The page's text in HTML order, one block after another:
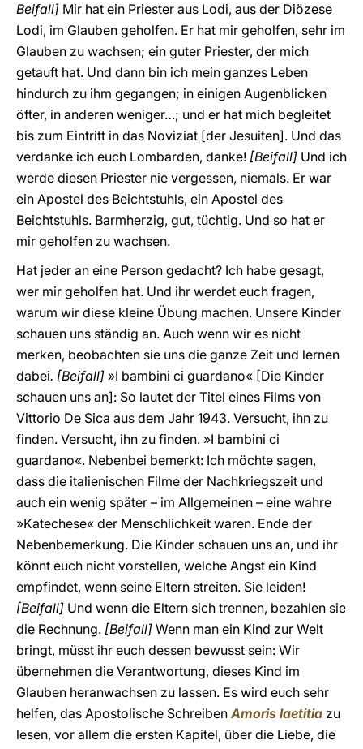
Beifall] Mir hat ein Priester aus Lodi, aus der Diözese
Lodi, im Glauben geholfen. Er hat mir geholfen, sehr im
Glauben zu wachsen; ein guter Priester, der mich
getauft hat. Und dann bin ich mein ganzes Leben
hindurch zu ihm gegangen; in einigen Augenblicken
öfter, in anderen weniger…; und er hat mich begleitet
bis zum Eintritt in das Noviziat [der Jesuiten]. Und das
verdanke ich euch Lombarden, danke! [Beifall] Und ich
werde diesen Priester nie vergessen, niemals. Er war
ein Apostel des Beichtstuhls, ein Apostel des
Beichtstuhls. Barmherzig, gut, tüchtig. Und so hat er
mir geholfen zu wachsen.
Hat jeder an eine Person gedacht? Ich habe gesagt,
wer mir geholfen hat. Und ihr werdet euch fragen,
warum wir diese kleine Übung machen. Unsere Kinder
schauen uns ständig an. Auch wenn wir es nicht
merken, beobachten sie uns die ganze Zeit und lernen
dabei. [Beifall] »I bambini ci guardano« [Die Kinder
schauen uns an]: So lautet der Titel eines Films von
Vittorio De Sica aus dem Jahr 1943. Versucht, ihn zu
finden. Versucht, ihn zu finden. »I bambini ci
guardano«. Nebenbei bemerkt: Ich möchte sagen,
dass die italienischen Filme der Nachkriegszeit und
auch ein wenig später – im Allgemeinen – eine wahre
»Katechese« der Menschlichkeit waren. Ende der
Nebenbemerkung. Die Kinder schauen uns an, und ihr
könnt euch nicht vorstellen, welche Angst ein Kind
empfindet, wenn seine Eltern streiten. Sie leiden!
[Beifall] Und wenn die Eltern sich trennen, bezahlen sie
die Rechnung. [Beifall] Wenn man ein Kind zur Welt
bringt, müsst ihr euch dessen bewusst sein: Wir
übernehmen die Verantwortung, dieses Kind im
Glauben heranwachsen zu lassen. Es wird euch sehr
helfen, das Apostolische SchreibenAmoris laetitia zu
lesen, vor allem die ersten Kapitel, über die Liebe, die